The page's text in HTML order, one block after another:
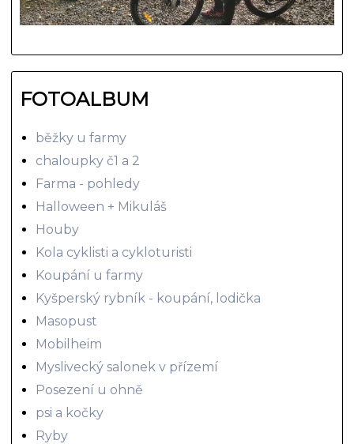
FOTOALBUM
běžky u farmy
chaloupky č1 a 2
Farma - pohledy
Halloween + Mikuláš
Houby
Kola cyklisti a cykloturisti
Koupání u farmy
Kyšperský rybník - koupání, lodička
Masopust
Mobilheim
Myslivecký salonek v přízemí
Posezení u ohně
psi a kočky
Ryby